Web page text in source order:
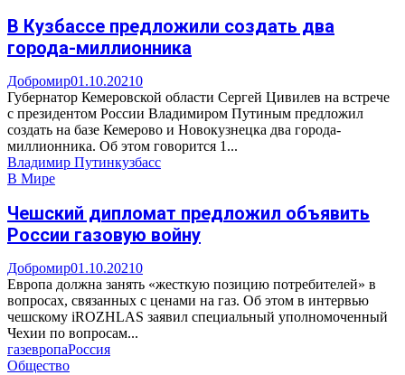
В Кузбассе предложили создать два
города-миллионника
Добромир01.10.20210
Губернатор Кемеровской области Сергей Цивилев на встрече
с президентом России Владимиром Путиным предложил
создать на базе Кемерово и Новокузнецка два города-
миллионника. Об этом говорится 1...
Владимир Путинкузбасс
В Мире
Чешский дипломат предложил объявить
России газовую войну
Добромир01.10.20210
Европа должна занять «жесткую позицию потребителей» в
вопросах, связанных с ценами на газ. Об этом в интервью
чешскому iROZHLAS заявил специальный уполномоченный
Чехии по вопросам...
газевропаРоссия
Общество